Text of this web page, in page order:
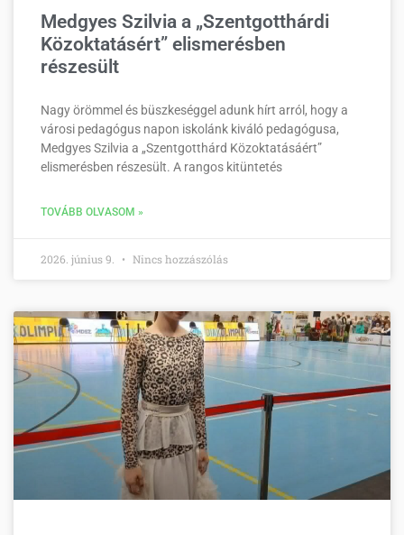
Medgyes Szilvia a „Szentgotthárdi
Közoktatásért” elismerésben
részesült
Nagy örömmel és büszkeséggel adunk hírt arról, hogy a
városi pedagógus napon iskolánk kiváló pedagógusa,
Medgyes Szilvia a „Szentgotthárd Közoktatásáért”
elismerésben részesült. A rangos kitüntetés
TOVÁBB OLVASOM »
2026. június 9. Nincs hozzászólás